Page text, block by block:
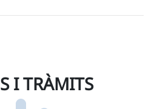
I TRÀMITS